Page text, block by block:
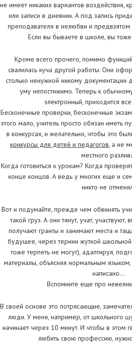
не имеет никаких вариантов воздействия,
или записи в дневник. А под запись
преподавателя в нелюбви и
Если вы бываете в школе, вы
Кроме всего прочего, помимо
свалилась куча другой работы. Они
столько ненужной никому документации
уму непостижимо. Теперь к
электронный, приходится
Бесконечные проверки, бесконечные
этого мало, учитель просто обязан иметь
в конкурсах, и желательно, чтобы это
конкурсы для детей и педагогов, а не
местного
Когда готовиться к урокам? Когда
конце концов. А ведь у многих еще и
никто не
Вот и подумайте, прежде чем обвинять
такой груз. А они тянут, учат,
получают гранты и занимают места и
будущее, через тернии жуткой
тоже терпеть не могут), адаптируя,
материалы, объясняя нормальным
написано…
Вспомните еще про
В своей основе это потрясающие,
люди. У меня, например, от школьного
начинает через 10 минут. И чтобы в этом
любить свою профессию,